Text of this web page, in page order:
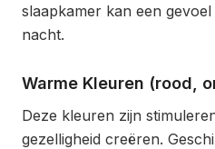
slaapkamer kan een
nacht.
Warme Kleuren (rood,
Deze kleuren zijn
gezelligheid creëren.